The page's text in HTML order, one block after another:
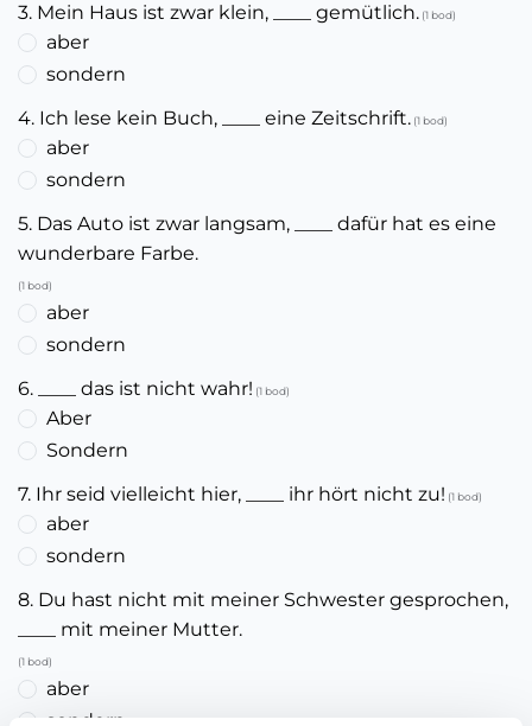
3. Mein Haus ist zwar klein, ____ gemütlich. (1 bod)
aber
sondern
4. Ich lese kein Buch, ____ eine Zeitschrift. (1 bod)
aber
sondern
5. Das Auto ist zwar langsam, ____ dafür hat es eine
wunderbare Farbe.
(1 bod)
aber
sondern
6. ____ das ist nicht wahr! (1 bod)
Aber
Sondern
7. Ihr seid vielleicht hier, ____ ihr hört nicht zu! (1 bod)
aber
sondern
8. Du hast nicht mit meiner Schwester gesprochen,
____ mit meiner Mutter.
(1 bod)
aber
sondern